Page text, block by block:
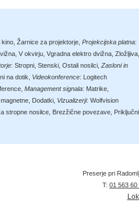
kino Žarnice za projektorje Projekcijska platna:
V okvirju Vgradna elektro dvižna Zložljiva
: Stropni Stenski Ostali nosilci Zasloni in
na dotik Videokonference: Logitech
Management signala: Matrike
magnetne Dodatki Vizualizerji: Wolfvision
stropne nosilce Brezžične povezave Priključni
Preserje pri
T: 01 563 60